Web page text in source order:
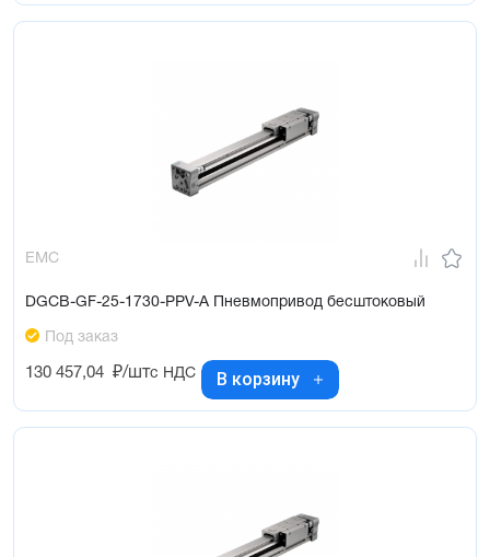
EMC
DGCB-GF-25-1730-PPV-A Пневмопривод бесштоковый
Под заказ
130 457,04 ₽/штс НДС В корзину